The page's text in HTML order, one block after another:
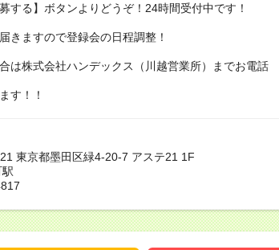
する】ボタンよりどうぞ！24時間受付中です！
きますので登録会の日程調整！
は株式会社ハンデックス（川越営業所）までお電話
す！！
東京都墨田区緑4-20-7 アステ21 1F